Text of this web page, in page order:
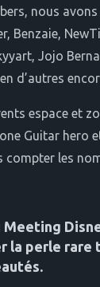
nous
Benzaie,
Jojo
d’autres
espace et
Guitar hero
compter les
la perle rare